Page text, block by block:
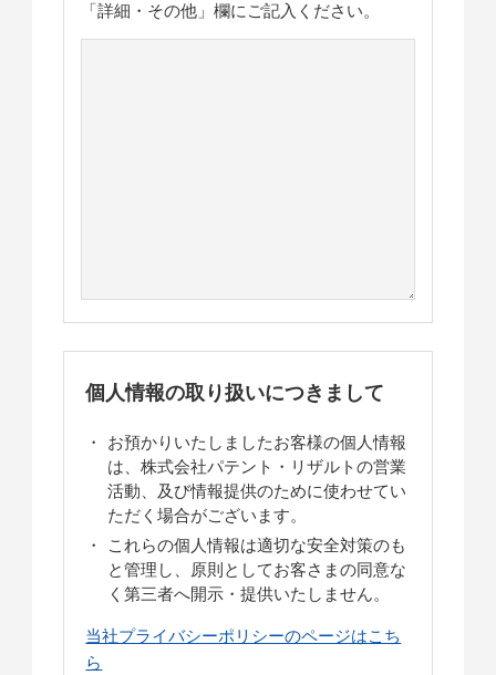
「詳細・その他」欄にご記入ください。
個人情報の取り扱いにつきまして
お預かりいたしましたお客様の個人情報
は、株式会社パテント・リザルトの営業
活動、及び情報提供のために使わせてい
ただく場合がございます。
これらの個人情報は適切な安全対策のも
と管理し、原則としてお客さまの同意な
く第三者へ開示・提供いたしません。
当社プライバシーポリシーのページはこち
ら